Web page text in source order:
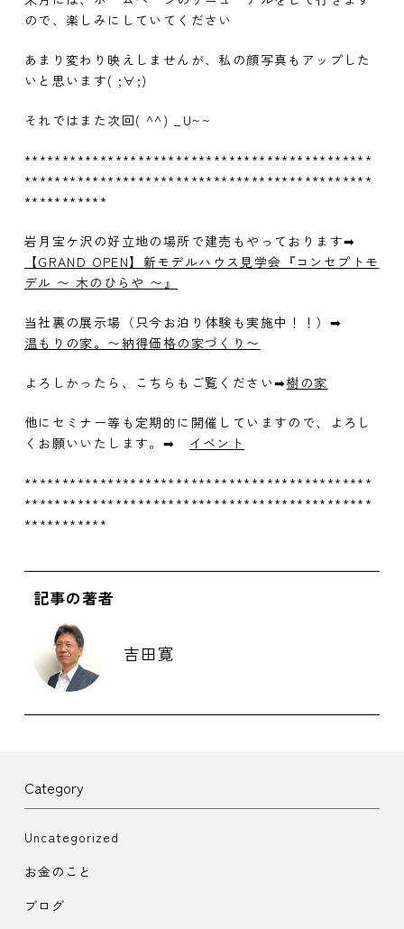
ので、楽しみにしていてください
あまり変わり映えしませんが、私の顔写真もアップした
いと思います( ;∀;)
それではまた次回( ^^) _U~~
**********************************************
**********************************************
***********
岩月宝ケ沢の好立地の場所で建売もやっております➡
【GRAND OPEN】新モデルハウス見学会『コンセプトモ
デル 〜 木のひらや 〜』
当社裏の展示場（只今お泊り体験も実施中！！）➡
温もりの家。〜納得価格の家づくり〜
よろしかったら、こちらもご覧ください➡樹の家
他にセミナー等も定期的に開催していますので、よろし
くお願いいたします。➡ イベント
**********************************************
**********************************************
***********
記事の著者
吉田寛
Category
Uncategorized
お金のこと
ブログ